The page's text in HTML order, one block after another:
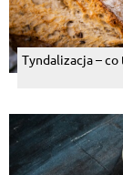
Tyndalizacja –